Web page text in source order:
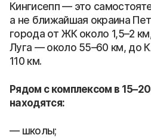
Кингисепп — это
а не ближайшая окраина
города от ЖК около 1,5–2
Луга — около 55–60 км, до
110 км.
Рядом с комплексом в
находятся:
школы;